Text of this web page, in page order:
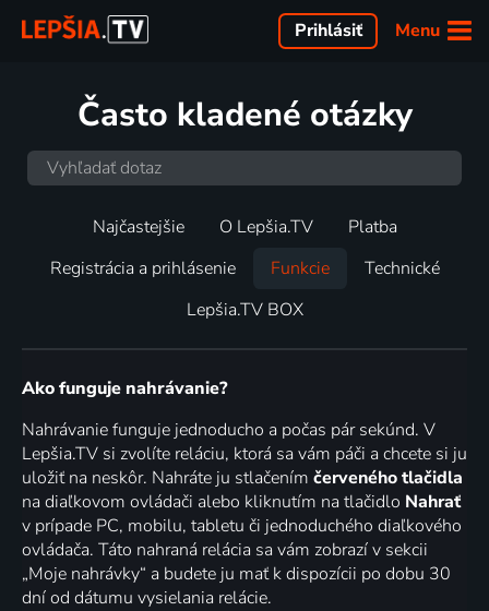
Menu
Prihlásiť
Často kladené otázky
Najčastejšie O Lepšia.TV
Platba
Registrácia a prihlásenie
Funkcie
Technické
Lepšia.TV BOX
Ako funguje nahrávanie?
Nahrávanie funguje jednoducho a počas pár sekúnd. V
Lepšia.TV si zvolíte reláciu, ktorá sa vám páči a chcete si ju
uložiť na neskôr. Nahráte ju stlačením červeného tlačidla
na diaľkovom ovládači alebo kliknutím na tlačidlo Nahrať
v prípade PC, mobilu, tabletu či jednoduchého diaľkového
ovládača. Táto nahraná relácia sa vám zobrazí v sekcii
„Moje nahrávky“ a budete ju mať k dispozícii po dobu 30
dní od dátumu vysielania relácie.